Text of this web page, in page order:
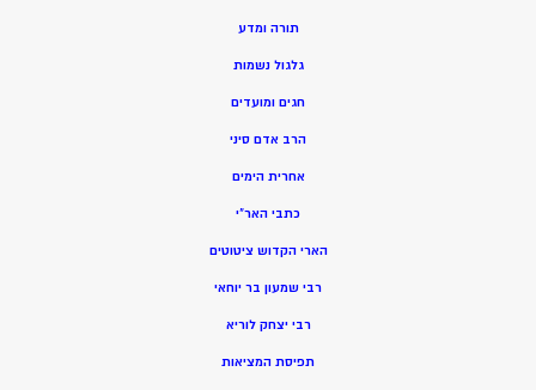
תורה ומדע
גלגול נשמות
חגים ומועדים
הרב אדם סיני
אחרית הימים
כתבי האר”י
הארי הקדוש ציטוטים
רבי שמעון בר יוחאי
רבי יצחק לוריא
תפיסת המציאות